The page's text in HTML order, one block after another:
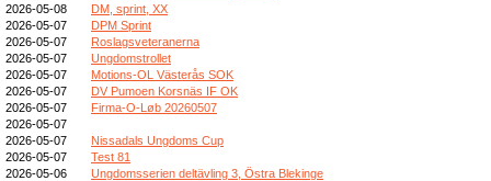
2026-05-08
DM, sprint, XX
2026-05-07
DPM Sprint
2026-05-07
Roslagsveteranerna
2026-05-07
Ungdomstrollet
2026-05-07
Motions-OL Västerås SOK
2026-05-07
DV Pumoen Korsnäs IF OK
2026-05-07
Firma-O-Løb 20260507
2026-05-07
2026-05-07
Nissadals Ungdoms Cup
2026-05-07
Test 81
2026-05-06
Ungdomsserien deltävling 3, Östra Blekinge